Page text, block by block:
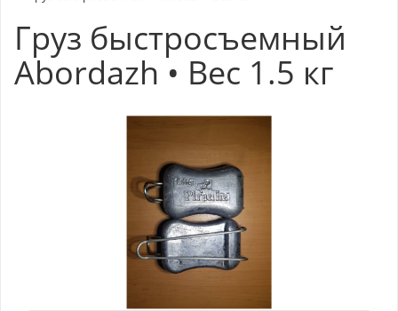
Груз быстросъемный
Abordazh • Вес 1.5 кг